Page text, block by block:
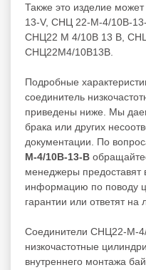
Также это изделие
13-V, СНЦ 22-М-4/10В-
СНЦ22 М 4/10В 13 В,
СНЦ22М4/10В13В.
Подробные
соединитель
приведены ниже. Мы
брака или других
документации. По
М-4/10В-13-В
менеджеры
информацию по поводу
гарантии или ответят
Соединители СНЦ22-М-4/
низкочастотные
внутреннего монтажа